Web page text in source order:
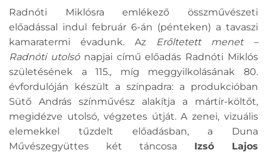
Radnóti Miklósra emlékező összművészeti
előadással indul február 6-án (pénteken) a tavaszi
kamaratermi évadunk. Az
Erőltetett menet –
Radnóti utolsónapjai című előadás Radnóti Miklós
születésének a 115., míg meggyilkolásának 80.
évfordulóján készült a színpadra: a produkcióban
Sütő András színművész alakítja a mártír-költőt,
megidézve utolsó, végzetes útját. A zenei, vizuális
elemekkel tűzdelt előadásban, a Duna
Művészegyüttes két táncosa Izsó Lajos